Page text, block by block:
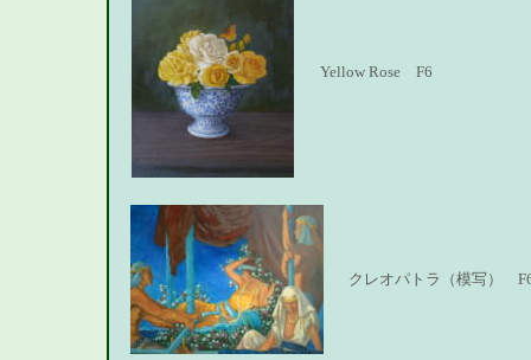
Yellow Rose F6
クレオパトラ（模写）